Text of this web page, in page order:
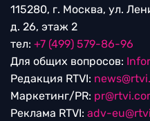
115280, г. Москва, ул.
д. 26, этаж 2
тел: +7 (499) 579-86-96
Для общих вопросов:
Редакция RTVI:
Маркетинг/PR:
Реклама RTVI: adv-